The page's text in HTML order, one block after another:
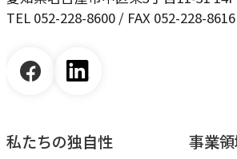
TEL 052-228-8600 / FAX 052-228-8616
私たちの独自性 事業